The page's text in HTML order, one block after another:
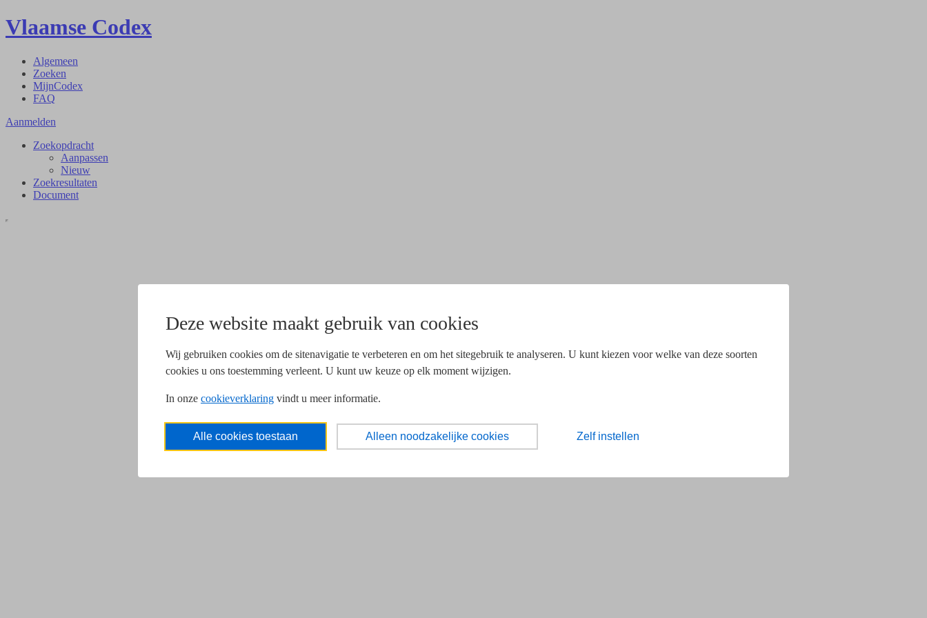
Deze website maakt gebruik van cookies
Wij gebruiken cookies om de sitenavigatie te verbeteren en om het sitegebruik te analyseren. U kunt kiezen voor welke van deze soorten
cookies u ons toestemming verleent. U kunt uw keuze op elk moment wijzigen.
In onze cookieverklaring vindt u meer informatie.
Alle cookies toestaan Alleen noodzakelijke cookies Zelf instellen
Vlaamse Codex
Algemeen
Zoeken
MijnCodex
FAQ
Aanmelden
Zoekopdracht
Aanpassen
Nieuw
Zoekresultaten
Document